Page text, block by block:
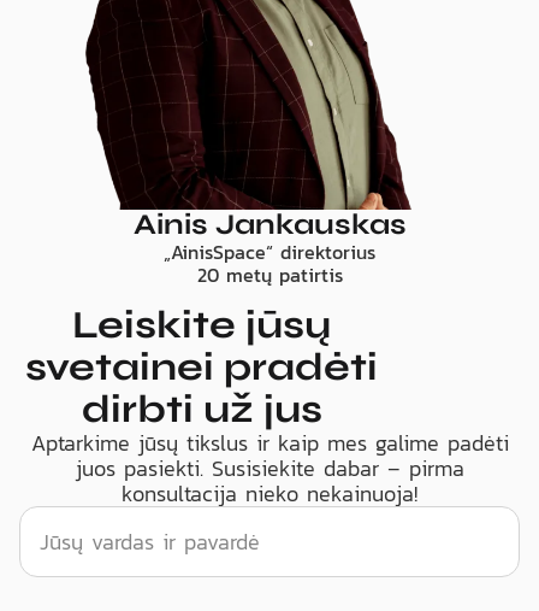
Ainis Jankauskas
„AinisSpace“ direktorius
20 metų patirtis
Leiskite jūsų
svetainei pradėti
dirbti už jus
Aptarkime jūsų tikslus ir kaip mes galime padėti
juos pasiekti. Susisiekite dabar – pirma
konsultacija nieko nekainuoja!